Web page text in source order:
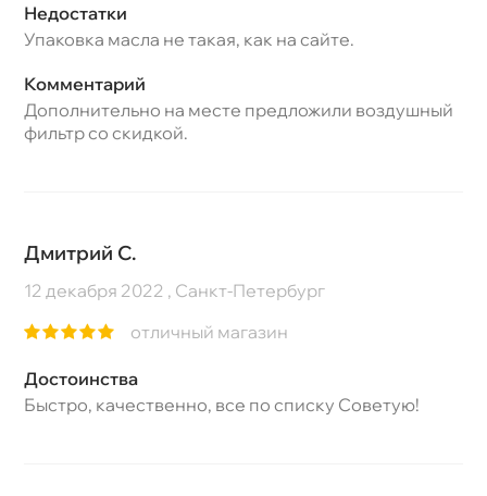
Недостатки
Упаковка масла не такая, как на сайте.
Комментарий
Дополнительно на месте предложили воздушный
фильтр со скидкой.
Дмитрий С.
12 декабря 2022 , Санкт-Петербург
отличный магазин
Достоинства
Быстро, качественно, все по списку Советую!